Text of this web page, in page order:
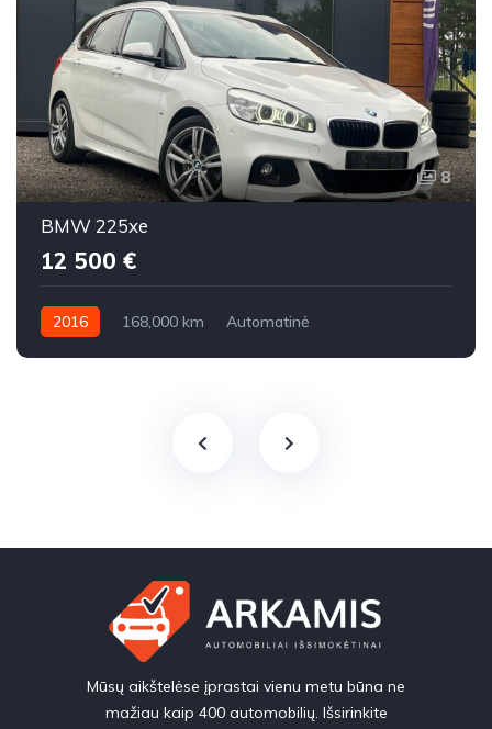
8
BMW 225xe
12 500 €
2016 168,000 km
Automatinė
Mūsų aikštelėse įprastai vienu metu būna ne
mažiau kaip 400 automobilių. Išsirinkite